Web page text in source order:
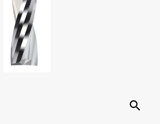
search